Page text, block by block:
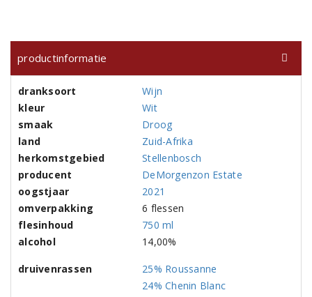
productinformatie
dranksoort
Wijn
kleur
Wit
smaak
Droog
land
Zuid-Afrika
herkomstgebied
Stellenbosch
producent
DeMorgenzon Estate
oogstjaar
2021
omverpakking
6 flessen
flesinhoud
750 ml
alcohol
14,00%
druivenrassen
25% Roussanne
24% Chenin Blanc